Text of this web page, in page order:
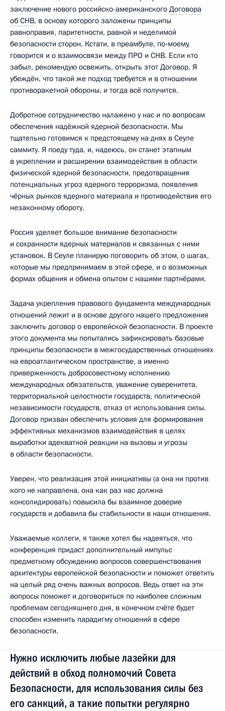
заключение нового российско-американского Договора
об СНВ, в основу которого заложены принципы
равноправия, паритетности, равной и неделимой
безопасности сторон. Кстати, в преамбуле, по‑моему,
говорится и о взаимосвязи между ПРО и СНВ. Если кто
забыл, рекомендую освежить, открыть этот Договор. Я
убеждён, что такой же подход требуется и в отношении
противоракетной обороны, и тогда всё получится.
Добротное сотрудничество налажено у нас и по вопросам
обеспечения надёжной ядерной безопасности. Мы
тщательно готовимся к предстоящему на днях в Сеуле
саммиту. Я поеду туда, и, надеюсь, он станет этапным
в укреплении и расширении взаимодействия в области
физической ядерной безопасности, предотвращения
потенциальных угроз ядерного терроризма, появления
чёрных рынков ядерного материала и противодействия его
незаконному обороту.
Россия уделяет большое внимание безопасности
и сохранности ядерных материалов и связанных с ними
установок. В Сеуле планирую поговорить об этом, о шагах,
которые мы предпринимаем в этой сфере, и о возможных
формах общения и обмена опытом с нашими партнёрами.
Задача укрепления правового фундамента международных
отношений лежит и в основе другого нашего предложения
заключить договор о европейской безопасности. В проекте
этого документа мы попытались зафиксировать базовые
принципы безопасности в межгосударственных отношениях
на евроатлантическом пространстве, а именно
приверженность добросовестному исполнению
международных обязательств, уважение суверенитета,
территориальной целостности государств, политической
независимости государств, отказ от использования силы.
Договор призван обеспечить условия для формирования
эффективных механизмов взаимодействия в целях
выработки адекватной реакции на вызовы и угрозы
в области безопасности.
Уверен, что реализация этой инициативы (а она ни против
кого не направлена, она как раз нас должна
консолидировать) повысила бы взаимное доверие
государств и добавила бы стабильности в наши отношения.
Уважаемые коллеги, я также хотел бы надеяться, что
конференция придаст дополнительный импульс
предметному обсуждению вопросов совершенствования
архитектуры европейской безопасности и поможет ответить
на целый ряд очень важных вопросов. Ведь ответ на эти
вопросы поможет и договориться по наиболее сложным
проблемам сегодняшнего дня, в конечном счёте будет
способен изменить парадигму отношений в сфере
безопасности.
Нужно исключить любые лазейки для
действий в обход полномочий Совета
Безопасности, для использования силы без
его санкций, а такие попытки регулярно